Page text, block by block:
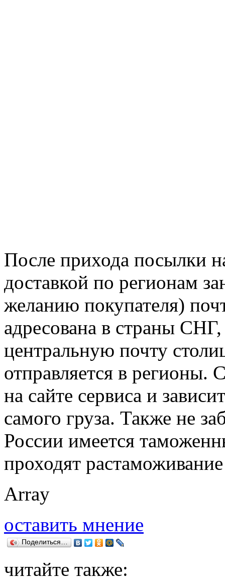
После прихода посылки
доставкой по регионам
желанию покупателя)
адресована в страны СНГ,
центральную почту
отправляется в регионы.
на сайте сервиса и
самого груза. Также не
России имеется
проходят
Array
оставить мнение
Поделиться…
читайте также: